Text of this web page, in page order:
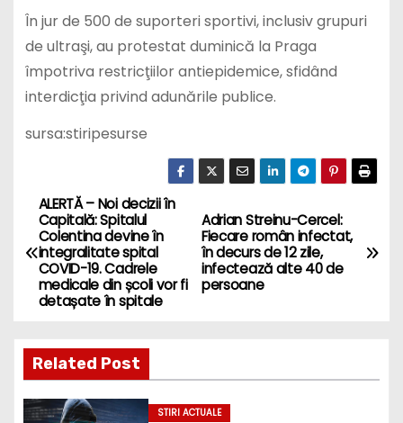
În jur de 500 de suporteri sportivi, inclusiv grupuri
de ultraşi, au protestat duminică la Praga
împotriva restricţiilor antiepidemice, sfidând
interdicţia privind adunările publice.
sursa:stiripesurse
P
o
s
n
a
Adrian Streinu-Cercel:
Fiecare român infectat,
în decurs de 12 zile,
infectează alte 40 de
persoane
ALERTĂ – Noi decizii în
Capitală: Spitalul
Colentina devine în
integralitate spital
COVID-19. Cadrele
medicale din școli vor fi
detașate în spitale
Related Post
STIRI ACTUALE